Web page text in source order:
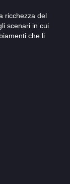
ricchezza del
scenari in cui
che li